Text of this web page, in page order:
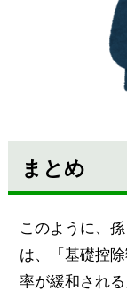
まとめ
このように、
は、「基礎控
率が緩和され